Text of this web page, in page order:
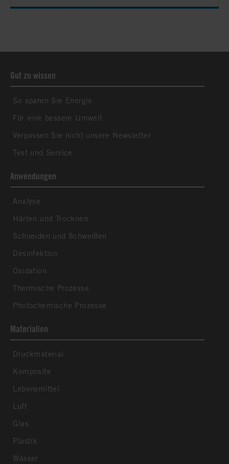
Gut zu wissen
So sparen Sie Energie
Für eine bessere Umwelt
Verpassen Sie nicht unsere Newsletter
Test und Service
Anwendungen
Analyse
Härten und Trocknen
Schneiden und Schweißen
Desinfektion
Oxidation
Thermische Prozesse
Photochemische Prozesse
Materialien
Druckmaterial
Komposite
Lebensmittel
Luft
Glas
Plastik
Wasser